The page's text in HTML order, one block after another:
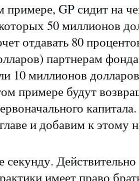
GP сидит на
50 миллионов
отдавать 80
партнерам фонда
10 миллионов
примере будут
и добавим к этому
имеет право